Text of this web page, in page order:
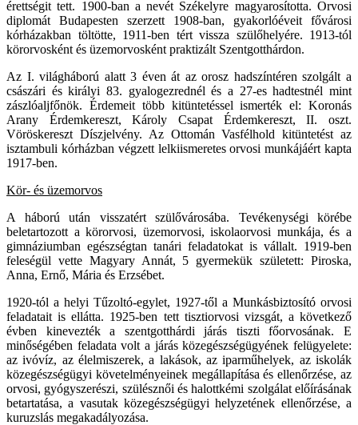
érettségit tett. 1900-ban a nevét Székelyre magyarosította. Orvosi
diplomát Budapesten szerzett 1908-ban, gyakorlóéveit fővárosi
kórházakban töltötte, 1911-ben tért vissza szülőhelyére. 1913-tól
körorvosként és üzemorvosként praktizált Szentgotthárdon.
Az I. világháború alatt 3 éven át az orosz hadszíntéren szolgált a
császári és királyi 83. gyalogezrednél és a 27-es hadtestnél mint
zászlóaljfőnök. Érdemeit több kitüntetéssel ismerték el: Koronás
Arany Érdemkereszt, Károly Csapat Érdemkereszt, II. oszt.
Vöröskereszt Díszjelvény. Az Ottomán Vasfélhold kitüntetést az
isztambuli kórházban végzett lelkiismeretes orvosi munkájáért kapta
1917-ben.
Kör- és üzemorvos
A háború után visszatért szülővárosába. Tevékenységi körébe
beletartozott a körorvosi, üzemorvosi, iskolaorvosi munkája, és a
gimnáziumban egészségtan tanári feladatokat is vállalt. 1919-ben
feleségül vette Magyary Annát, 5 gyermekük született: Piroska,
Anna, Ernő, Mária és Erzsébet.
1920-tól a helyi Tűzoltó-egylet, 1927-től a Munkásbiztosító orvosi
feladatait is ellátta. 1925-ben tett tisztiorvosi vizsgát, a következő
évben kinevezték a szentgotthárdi járás tiszti főorvosának. E
minőségében feladata volt a járás közegészségügyének felügyelete:
az ivóvíz, az élelmiszerek, a lakások, az iparműhelyek, az iskolák
közegészségügyi követelményeinek megállapítása és ellenőrzése, az
orvosi, gyógyszerészi, szülésznői és halottkémi szolgálat előírásának
betartatása, a vasutak közegészségügyi helyzetének ellenőrzése, a
kuruzslás megakadályozása.